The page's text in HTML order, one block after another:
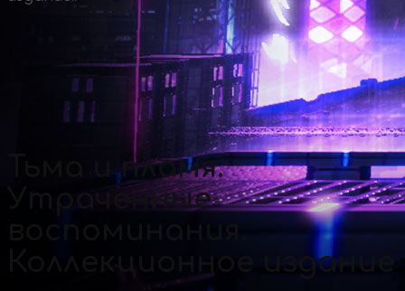
Тьма и пламя.
Утраченные
Коллекционное издание